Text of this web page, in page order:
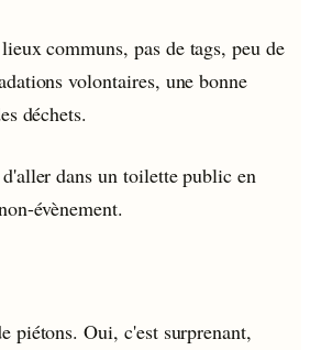
communs, pas de tags, peu de
volontaires, une bonne
déchets.
dans un toilette public en
évènement.
piétons. Oui, c'est surprenant,